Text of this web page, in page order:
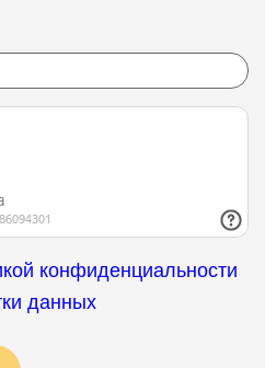
конфиденциальности
данных